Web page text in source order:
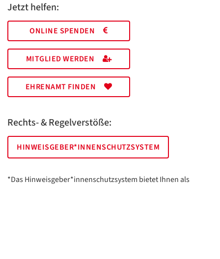
Jetzt helfen:
ONLINE SPENDEN
MITGLIED WERDEN
EHRENAMT FINDEN
Rechts- & Regelverstöße:
HINWEISGEBER*INNENSCHUTZSYSTEM
*Das Hinweisgeber*innenschutzsystem bietet Ihnen als